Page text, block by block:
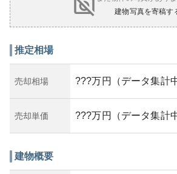
建物写真を寄稿す
推定相場
売却相場 ???万円（データ集計中
売却単価 ???万円（データ集計中
建物概要